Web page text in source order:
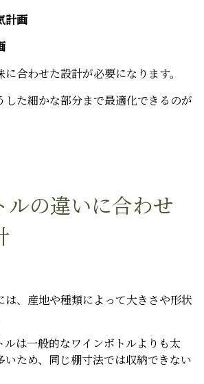
計画
合わせた設計が必要になります。
した細かな部分まで最適化できるのが
ルの違いに合わせ
は、産地や種類によって大きさや形状
ルは一般的なワインボトルよりも太
いため、同じ棚寸法では収納できない